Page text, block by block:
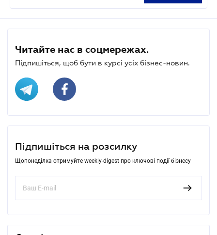
Читайте нас в соцмережах.
Підпишіться, щоб бути в курсі усіх бізнес-новин.
Підпишіться на розсилку
Щопонеділка отримуйте weekly-digest про ключові події бізнесу